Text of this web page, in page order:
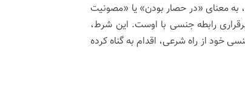
معنای «در حصار بودن» یا «مصونیت
رابطه جنسی با اوست. این شرط،
خود از راه شرعی، اقدام به گناه کرده